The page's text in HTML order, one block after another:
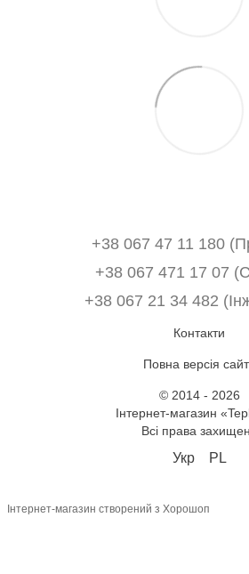
+38 067 47 11 180
+38 067 471 17 07
‎+38 067 21 34 482
Контакти
Повна версія
© 2014 - 2026
Інтернет-магазин
Всі права
Укр PL
Інтернет-магазин створений з Хорошоп